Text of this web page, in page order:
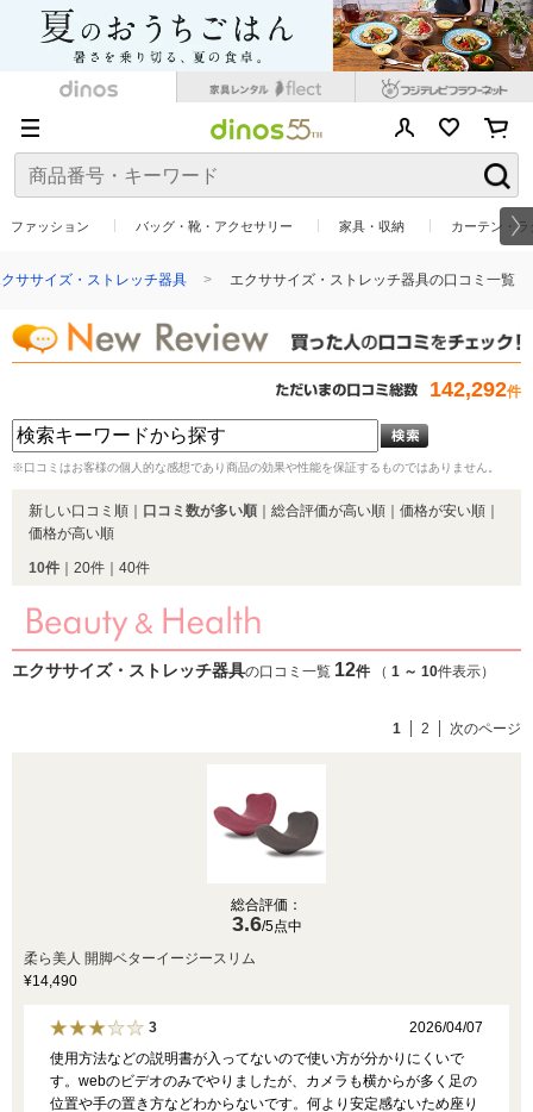
ファッション バッグ・靴・アクセサリー 家具・収納 カーテン・
ササイズ・ストレッチ器具 エクササイズ・ストレッチ器具の口コミ一覧
142,292件
※口コミはお客様の個人的な感想であり商品の効果や性能を保証するものではありません。
新しい口コミ順 口コミ数が多い順 総合評価が高い順 価格が安い順
価格が高い順
10件 20件 40件
エクササイズ・ストレッチ器具の口コミ一覧 12件 （ 1 ～ 10件表示）
1 2 次のページ
総合評価：
3.6/5点中
柔ら美人 開脚ベターイージースリム
¥14,490
3
2026/04/07
使用方法などの説明書が入ってないので使い方が分かりにくいで
す。webのビデオのみでやりましたが、カメラも横からが多く足の
位置や手の置き方などわからないです。何より安定感ないため座り